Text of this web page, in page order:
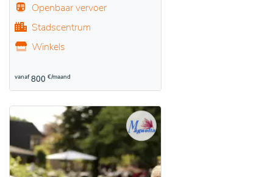
Openbaar vervoer
Stadscentrum
Winkels
vanaf 800 €/maand